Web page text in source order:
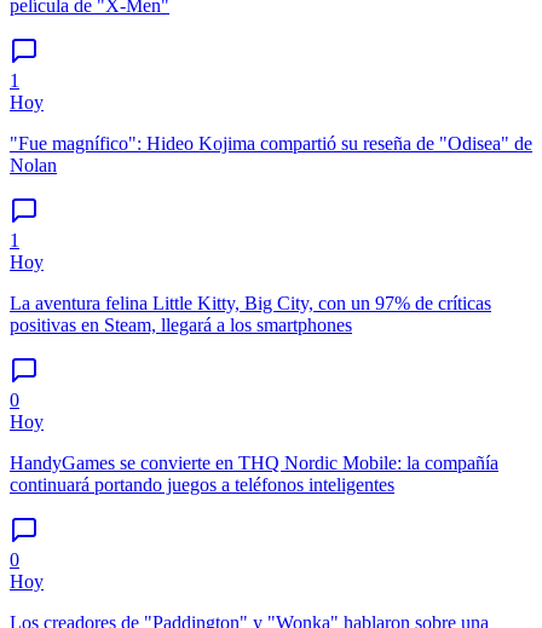
película de "X-Men"
1
Hoy
"Fue magnífico": Hideo Kojima compartió su reseña de "Odisea" de
Nolan
1
Hoy
La aventura felina Little Kitty, Big City, con un 97% de críticas
positivas en Steam, llegará a los smartphones
0
Hoy
HandyGames se convierte en THQ Nordic Mobile: la compañía
continuará portando juegos a teléfonos inteligentes
0
Hoy
Los creadores de "Paddington" y "Wonka" hablaron sobre una